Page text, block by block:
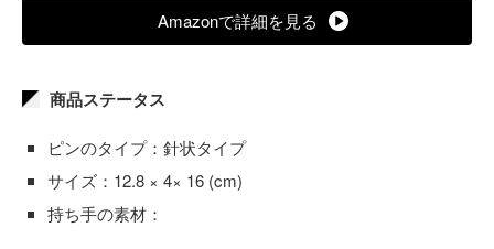
Amazonで詳細を見る
商品ステータス
ピンのタイプ：針状タイプ
サイズ：12.8 × 4× 16 (cm)
持ち手の素材：